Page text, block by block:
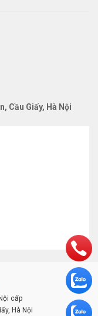
Cầu Giấy, Hà Nội
cấp
Hà Nội